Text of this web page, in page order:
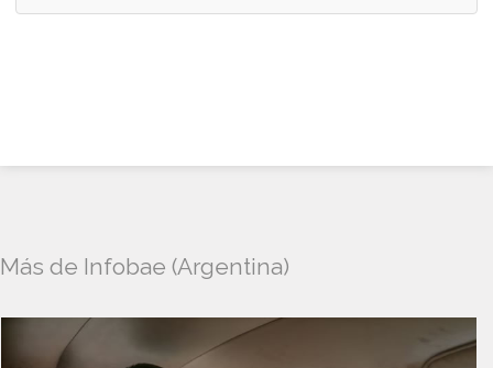
Más de Infobae (Argentina)